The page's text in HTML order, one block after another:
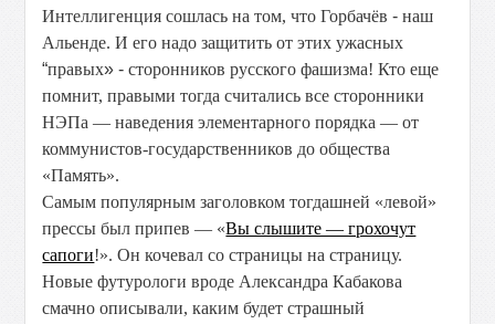
Интеллигенция сошлась на том, что Горбачёв-наш
Альенде. И его надо защитить от этих ужасных
“правых» - сторонников русского фашизма! Кто еще
помнит, правыми тогда считались все сторонники
НЭПа — наведения элементарного порядка — от
коммунистов-государственников до общества
«Память».
Самым популярным заголовком тогдашней «левой»
прессы был припев — «Вы слышите — грохочут
сапоги!». Он кочевал со страницы на страницу.
Новые футурологи вроде Александра Кабакова
смачно описывали, каким будет страшный